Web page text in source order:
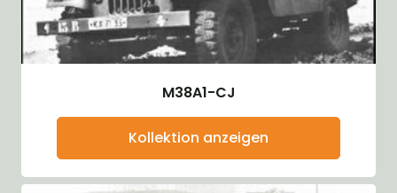
M38A1-CJ
Kollektion anzeigen